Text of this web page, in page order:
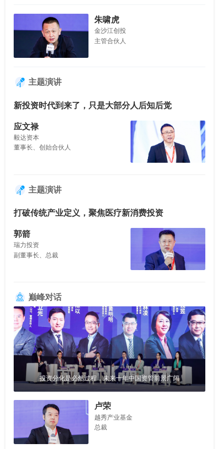
朱啸虎
金沙江创投
主管合伙人
主题演讲
新投资时代到来了，只是大部分人后知后觉
应文禄
毅达资本
董事长、创始合伙人
主题演讲
打破传统产业定义，聚焦医疗新消费投资
郭箭
瑞力投资
副董事长、总裁
巅峰对话
投资分化是必然过程，未来十年中国资管前景广阔
卢荣
越秀产业基金
总裁